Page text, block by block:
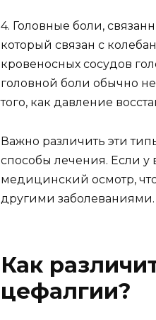
4. Головные боли,
который связан с
кровеносных сосудов
головной боли обычно
того, как давление
Важно различить эти
способы лечения. Если у
медицинский осмотр,
другими заболеваниями.
Как
цефалгии?